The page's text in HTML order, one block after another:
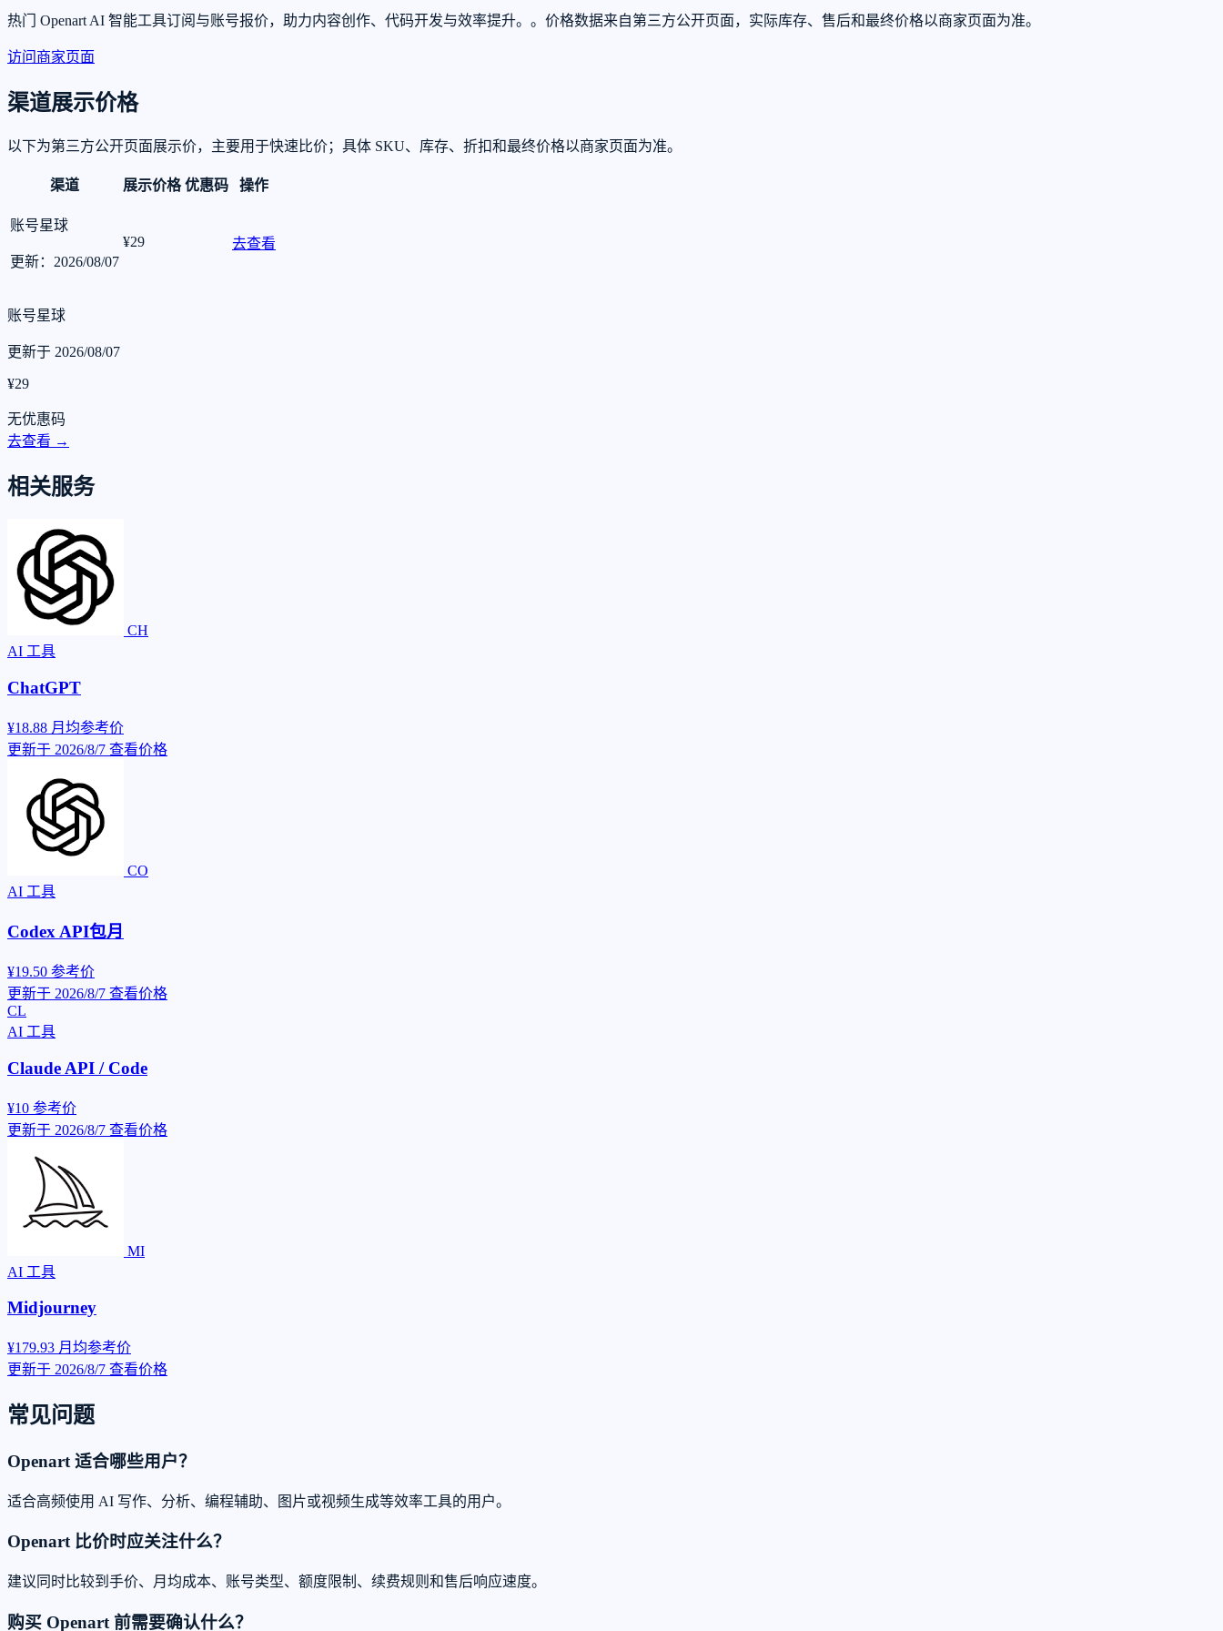
热门 Openart AI 智能工具订阅与账号报价，助力内容创作、代码开发与效率提升。。价格数据来自第三方公开页面，实际库存、售后和最终价格以商家页面为准。
访问商家页面
渠道展示价格
以下为第三方公开页面展示价，主要用于快速比价；具体 SKU、库存、折扣和最终价格以商家页面为准。
渠道 展示价格 优惠码 操作
账号星球
更新：2026/08/07
¥29 去查看
账号星球
更新于 2026/08/07
¥29
无优惠码
去查看 →
相关服务
CH
AI 工具
ChatGPT
¥18.88 月均参考价
更新于 2026/8/7 查看价格
CO
AI 工具
Codex API包月
¥19.50 参考价
更新于 2026/8/7 查看价格
CL
AI 工具
Claude API / Code
¥10 参考价
更新于 2026/8/7 查看价格
MI
AI 工具
Midjourney
¥179.93 月均参考价
更新于 2026/8/7 查看价格
常见问题
Openart 适合哪些用户？
适合高频使用 AI 写作、分析、编程辅助、图片或视频生成等效率工具的用户。
Openart 比价时应关注什么？
建议同时比较到手价、月均成本、账号类型、额度限制、续费规则和售后响应速度。
购买 Openart 前需要确认什么？